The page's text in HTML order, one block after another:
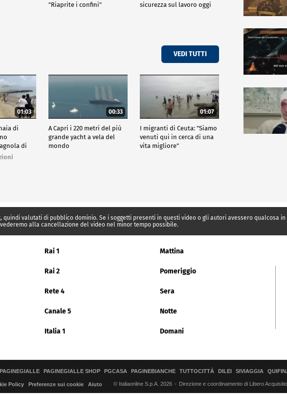
"Riaprite i confini"
sicurezza sul lavoro oggi
VEDI TUTTI
01:03
di
di
00:33
A Capri i 220 metri del più
grande yacht a vela del
mondo
01:07
I migranti di Ceuta: "Siamo
venuti qui in cerca di una
vita migliore"
valutati di pubblico dominio. Se i soggetti presenti in questi video o gli autori avessero qualcosa
alla cancellazione del video nel minor tempo possibile.
Rai 1 Mattina
Rai 2 Pomeriggio
Rete 4 Sera
Canale 5 Notte
Italia 1 Domani
PAGINEGIALLE PAGINEGIALLE SHOP PGCASA PAGINEBIANCHE TUTTOCITTÀ DILEI SIVIAGGIA
Policy Preferenze sui cookie Aiuto © Italiaonline S.p.A. 2026 Direzione e coordinamento di Libero